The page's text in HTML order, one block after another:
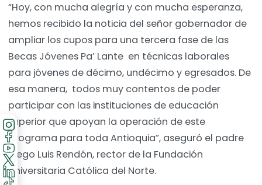
“Hoy, con mucha alegría y con mucha esperanza,
hemos recibido la noticia del señor gobernador de
ampliar los cupos para una tercera fase de las
Becas Jóvenes Pa’ Lante en técnicas laborales
para jóvenes de décimo, undécimo y egresados. De
esa manera, todos muy contentos de poder
participar con las instituciones de educación
superior que apoyan la operación de este
programa para toda Antioquia”, aseguró el padre
Diego Luis Rendón, rector de la Fundación
Universitaria Católica del Norte.